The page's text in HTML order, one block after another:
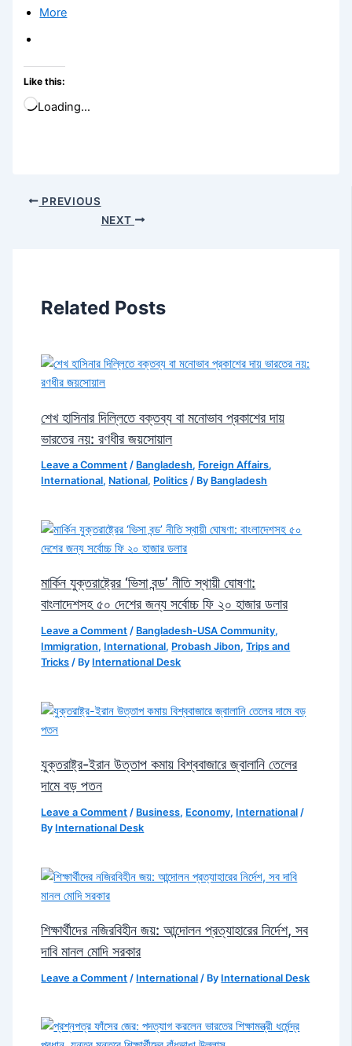
More
Like this:
Loading…
PREVIOUS
NEXT
Related Posts
শেখ হাসিনার দিল্লিতে বক্তব্য বা মনোভাব প্রকাশের দায়
ভারতের নয়: রণধীর জয়সোয়াল
Leave a Comment / Bangladesh, Foreign Affairs,
International, National, Politics / By Bangladesh
মার্কিন যুক্তরাষ্ট্রের ‘ভিসা বন্ড’ নীতি স্থায়ী ঘোষণা:
বাংলাদেশসহ ৫০ দেশের জন্য সর্বোচ্চ ফি ২০ হাজার ডলার
Leave a Comment / Bangladesh-USA Community,
Immigration, International, Probash Jibon,Trips and
Tricks / By International Desk
যুক্তরাষ্ট্র-ইরান উত্তাপ কমায় বিশ্ববাজারে জ্বালানি তেলের
দামে বড় পতন
Leave a Comment / Business, Economy, International /
By International Desk
শিক্ষার্থীদের নজিরবিহীন জয়: আন্দোলন প্রত্যাহারের নির্দেশ, সব
দাবি মানল মোদি সরকার
Leave a Comment / International / By International Desk